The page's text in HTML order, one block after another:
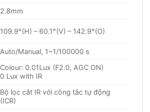
2.8mm
109.9°(H) – 60.1°(V) – 142.9°(O)
Auto/Manual, 1~1/100000 s
Colour: 0.01Lux (F2.0, AGC ON)
0 Lux with IR
Bộ lọc cắt IR với công tắc tự động
(ICR)